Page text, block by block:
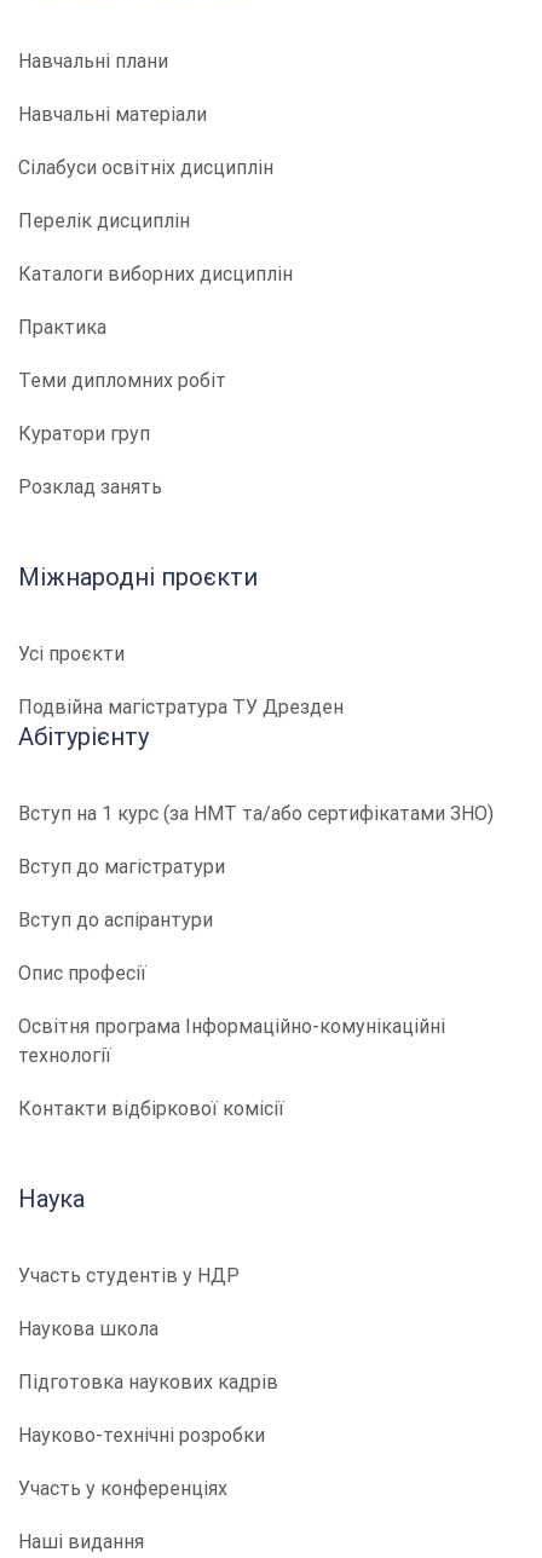
Навчальні плани
Навчальні матеріали
Сілабуси освітніх дисциплін
Перелік дисциплін
Каталоги виборних дисциплін
Практика
Теми дипломних робіт
Куратори груп
Розклад занять
Міжнародні проєкти
Усі проєкти
Подвійна магістратура ТУ Дрезден
Абітурієнту
Вступ на 1 курс (за НМТ та/або сертифікатами ЗНО)
Вступ до магістратури
Вступ до аспірантури
Опис професії
​​Освітня програма Інформаційно-комунікаційні
технології
Контакти відбіркової комісії
Наука
Участь студентів у НДР
Наукова школа
Підготовка наукових кадрів
Науково-технічні розробки
Участь у конференціях
Наші видання